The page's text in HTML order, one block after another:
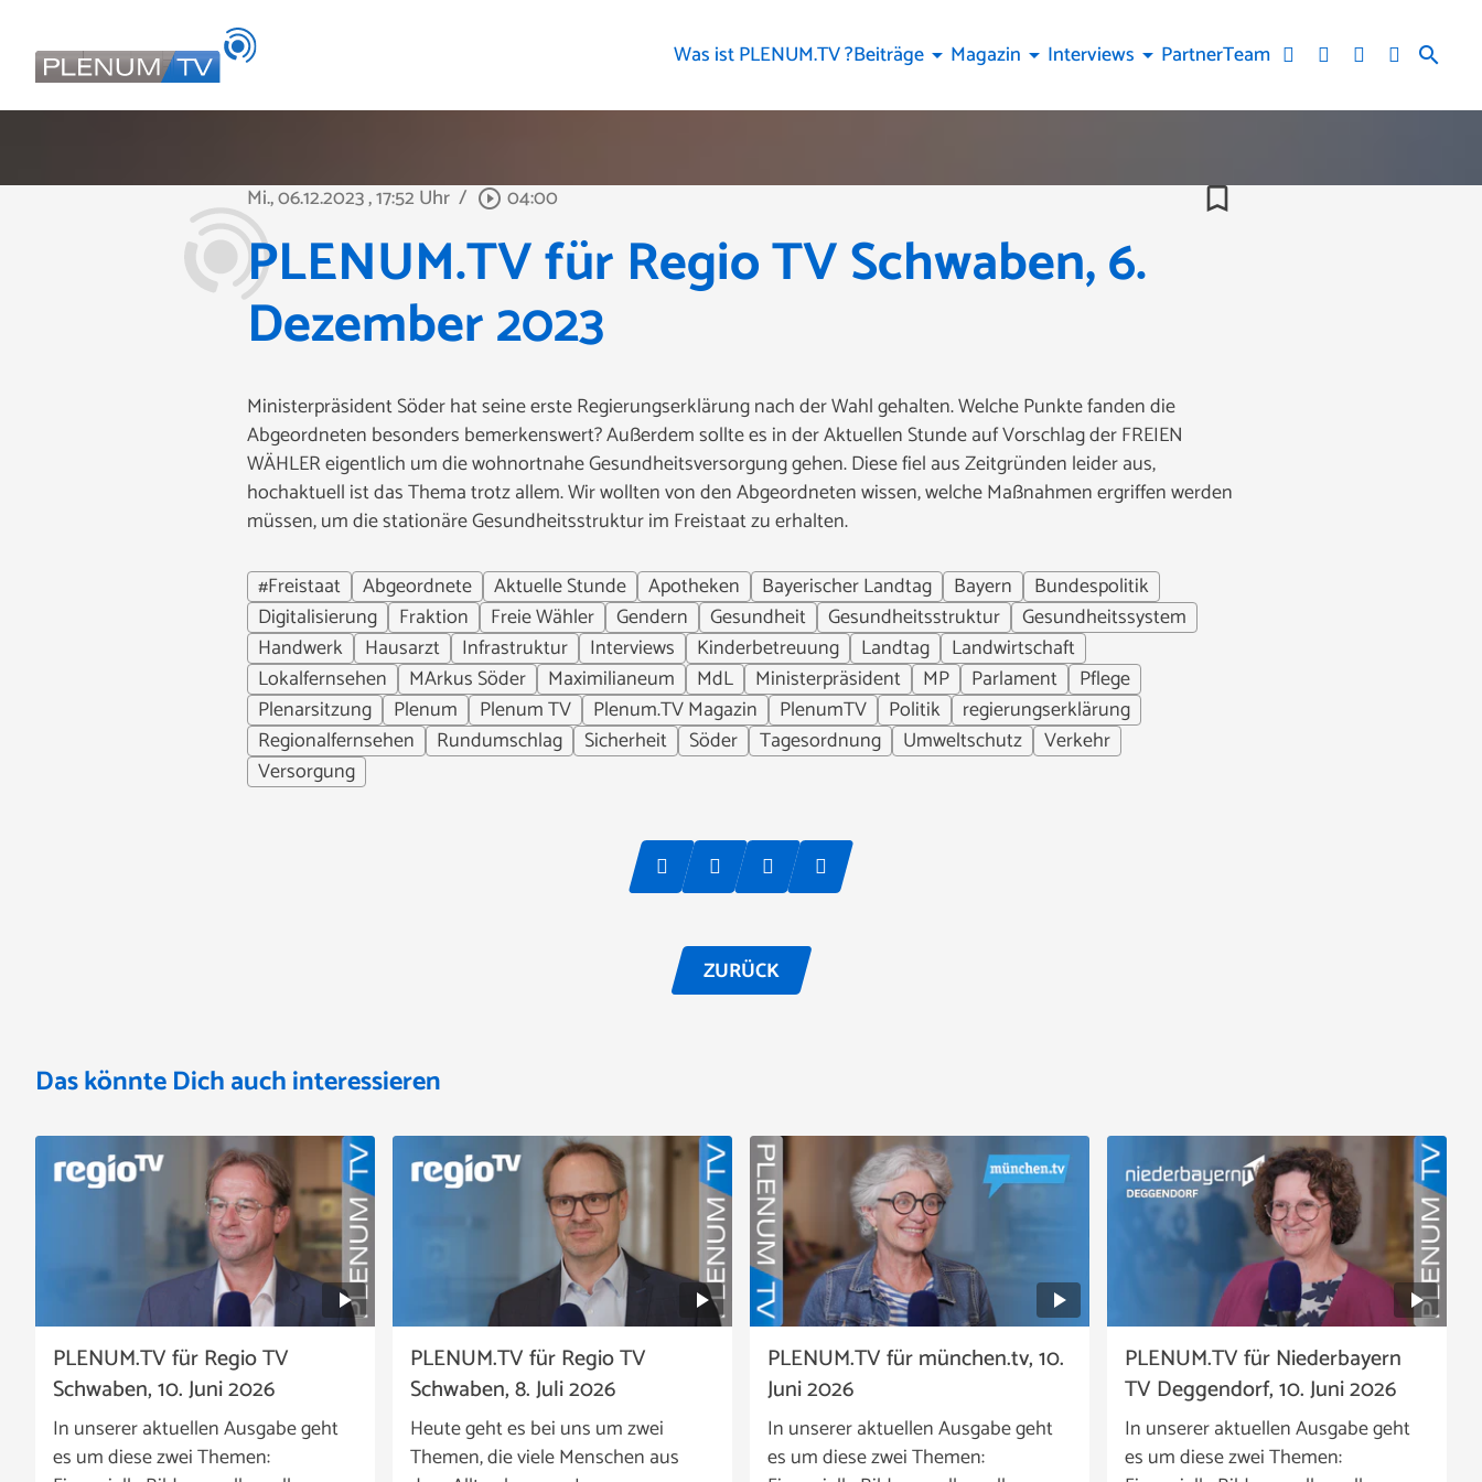
search
Was ist PLENUM.TV ?Beiträge arrow_drop_down Magazin arrow_drop_down Interviews arrow_drop_down PartnerTeam
Mi., 06.12.2023, 17:52 Uhr / play_circle_outline 04:00 bookmark_border
PLENUM.TV für Regio TV Schwaben, 6.
Dezember 2023
Ministerpräsident Söder hat seine erste Regierungserklärung nach der Wahl gehalten. Welche Punkte fanden die
Abgeordneten besonders bemerkenswert? Außerdem sollte es in der Aktuellen Stunde auf Vorschlag der FREIEN
WÄHLER eigentlich um die wohnortnahe Gesundheitsversorgung gehen. Diese fiel aus Zeitgründen leider aus,
hochaktuell ist das Thema trotz allem. Wir wollten von den Abgeordneten wissen, welche Maßnahmen ergriffen werden
müssen, um die stationäre Gesundheitsstruktur im Freistaat zu erhalten.
#Freistaat
Abgeordnete Aktuelle Stunde Apotheken Bayerischer Landtag Bayern
Bundespolitik
Digitalisierung
Fraktion Freie Wähler Gendern Gesundheit Gesundheitsstruktur
Gesundheitssystem
Handwerk
Hausarzt Infrastruktur Interviews Kinderbetreuung Landtag
Landwirtschaft
Lokalfernsehen
MArkus Söder Maximilianeum MdL Ministerpräsident MP Parlament
Pflege
Plenarsitzung
Plenum Plenum TV Plenum.TV Magazin PlenumTV Politik
regierungserklärung
Regionalfernsehen
Rundumschlag Sicherheit Söder Tagesordnung Umweltschutz
Verkehr
Versorgung
ZURÜCK
Das könnte Dich auch interessieren
PLENUM.TV für Regio TV
Schwaben, 10. Juni 2026
In unserer aktuellen Ausgabe geht
es um diese zwei Themen:
PLENUM.TV für Regio TV
Schwaben, 8. Juli 2026
Heute geht es bei uns um zwei
Themen, die viele Menschen aus
PLENUM.TV für münchen.tv, 10.
Juni 2026
In unserer aktuellen Ausgabe geht
es um diese zwei Themen:
PLENUM.TV für Niederbayern
TV Deggendorf, 10. Juni 2026
In unserer aktuellen Ausgabe geht
es um diese zwei Themen: